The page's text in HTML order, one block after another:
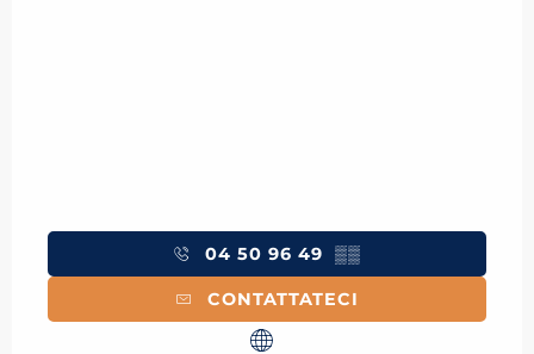
04 50 96 49 ▒▒
CONTATTATECI